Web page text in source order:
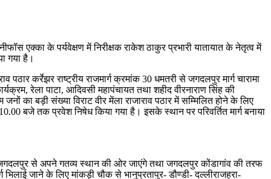
एक्का के पर्यवेक्षण में निरीक्षक राकेश ठाकुर प्रभारी यातायात के नेतृत्व में
गया है।
कर्रेझर राष्ट्रीय राजमार्ग क्रमांक 30 धमतरी से जगदलपुर मार्ग चारामा
रेला पाटा, आदिवसी महापंचायत तथा शहीद वीरनाराण सिंह की
का बड़ी संख्या विराट वीर मेंला राजाराव पठार में सम्मिलित होने के लिए
बजे तक प्रवेश निषेध किया गया है। इसके स्थान पर परिवर्तित मार्ग बनाया
जगदलपुर से अपने गतव्य स्थान की ओर जाएंगे तथा जगदलपुर कोंडागांव की तरफ
जाने के लिए मांकड़ी चौक से भानुप्रतापुर- डौण्डी- दल्लीराजहरा-